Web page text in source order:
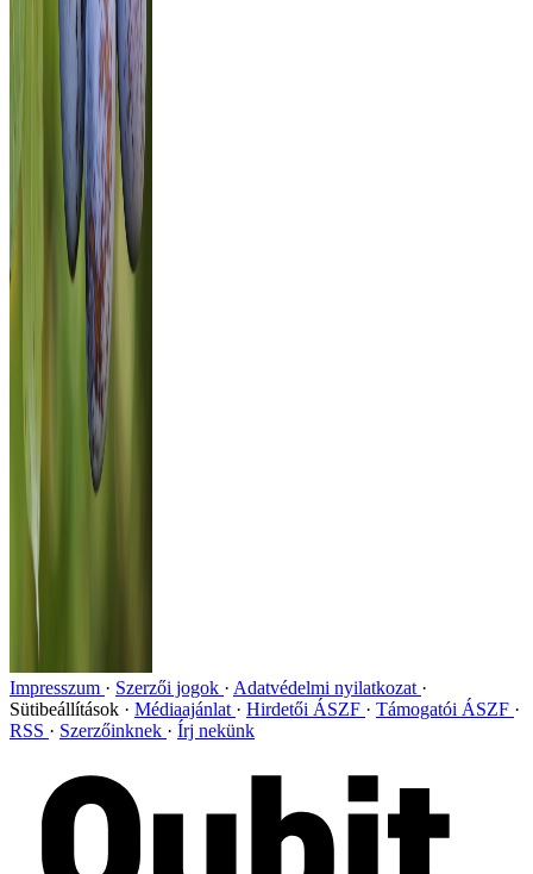
Impresszum Szerzői jogok
Adatvédelmi nyilatkozat
Sütibeállítások
Médiaajánlat Hirdetői ÁSZF
Támogatói ÁSZF
RSS
Szerzőinknek Írj nekünk